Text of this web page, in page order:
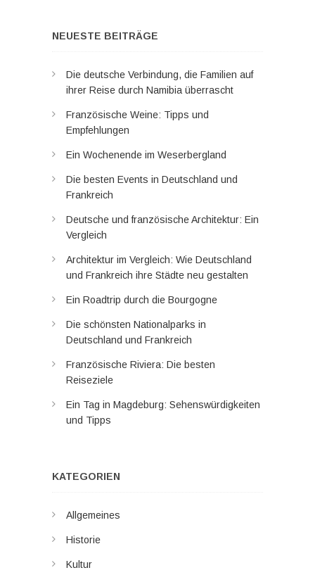
NEUESTE BEITRÄGE
Die deutsche Verbindung, die Familien auf
ihrer Reise durch Namibia überrascht
Französische Weine: Tipps und
Empfehlungen
Ein Wochenende im Weserbergland
Die besten Events in Deutschland und
Frankreich
Deutsche und französische Architektur: Ein
Vergleich
Architektur im Vergleich: Wie Deutschland
und Frankreich ihre Städte neu gestalten
Ein Roadtrip durch die Bourgogne
Die schönsten Nationalparks in
Deutschland und Frankreich
Französische Riviera: Die besten
Reiseziele
Ein Tag in Magdeburg: Sehenswürdigkeiten
und Tipps
KATEGORIEN
Allgemeines
Historie
Kultur